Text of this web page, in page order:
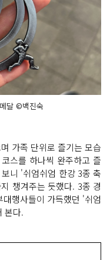
달 ©백진숙
가족 단위로 즐기는 모습
스를 하나씩 완주하고 즐
니 '쉬엄쉬엄 한강 3종 축
챙겨주는 듯했다. 3종 경
행사들이 가득했던 '쉬엄
본다.